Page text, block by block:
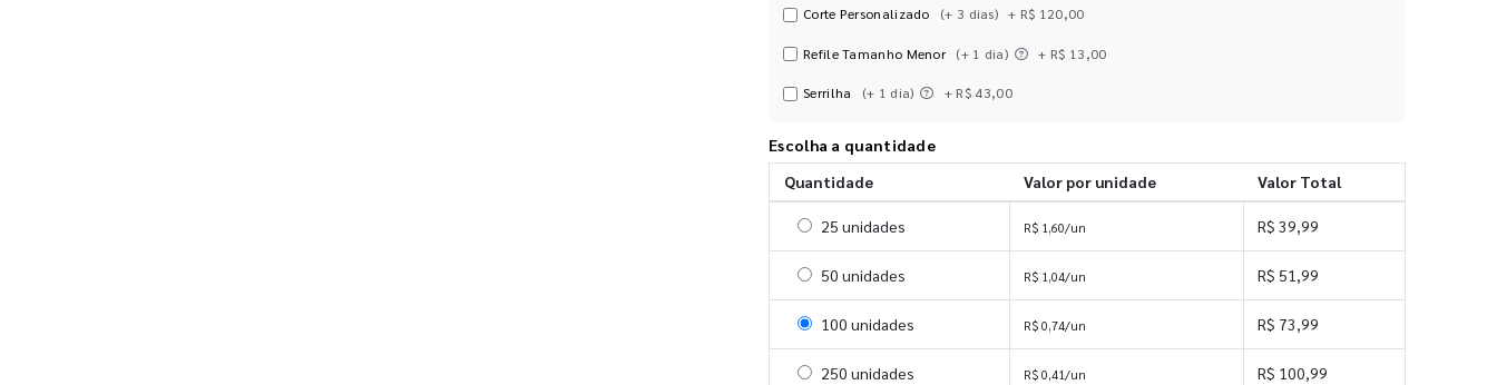
Corte Personalizado (+ 3 dias) + R$ 120,00
Refile Tamanho Menor (+ 1 dia) + R$ 13,00
Serrilha (+ 1 dia) + R$ 43,00
Escolha a quantidade
Quantidade
Valor por unidade Valor Total
Selecionar 25 unidades
25 unidades R$ 1,60/un R$ 39,99
Selecionar 50 unidades
50 unidades R$ 1,04/un R$ 51,99
Selecionar 100 unidades
100 unidades R$ 0,74/un R$ 73,99
Selecionar 250 unidades
250 unidades R$ 0,41/un R$ 100,99